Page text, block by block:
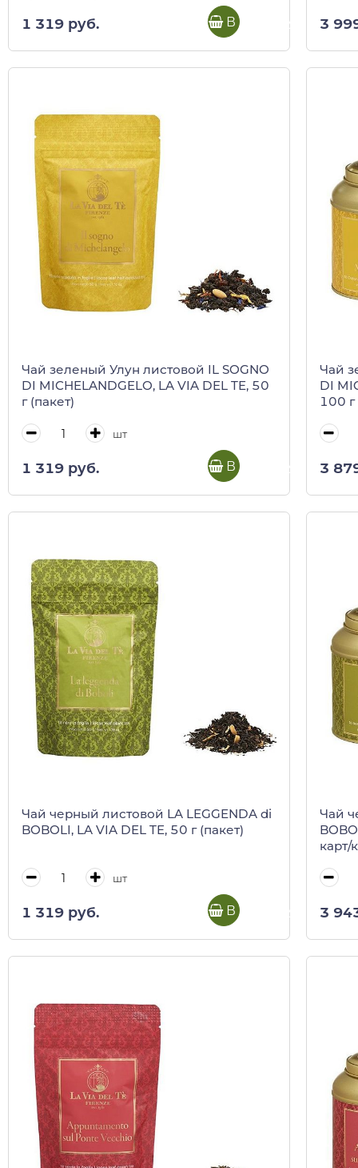
1 319 руб. В корзину 3
Чай зеленый Улун листовой IL SOGNO
DI MICHELANDGELO, LA VIA DEL TE, 50
г (пакет)
шт
1 319 руб. В корзину
Чай
DI
100 г
3
Чай черный листовой LA LEGGENDA di
BOBOLI, LA VIA DEL TE, 50 г (пакет)
шт
1 319 руб. В корзину
Чай
карт/
3